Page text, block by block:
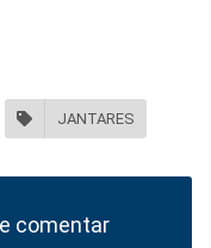
JANTARES
comentar